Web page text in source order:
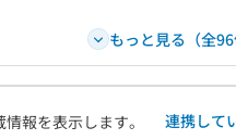
もっと見る（全96
報を表示します。
連携して